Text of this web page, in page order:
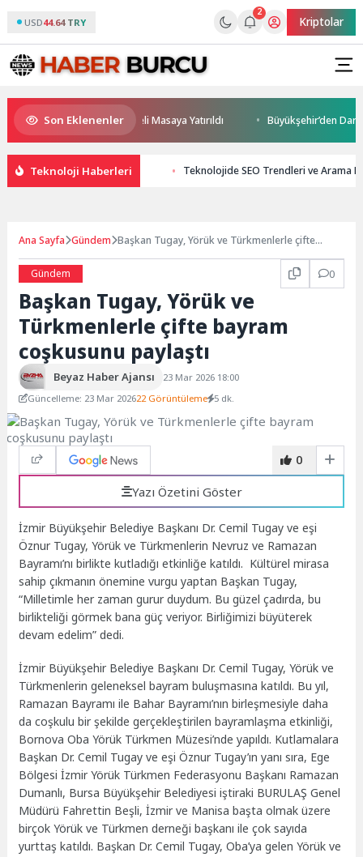
USD44.64 TRY
2
Kriptolar
Son Eklenenler
ve Yatırım Potansiyeli Masaya Yatırıldı Büyükşehir’den
Teknoloji Haberleri Teknolojide SEO Trendleri ve Arama
Ana Sayfa Gündem Başkan Tugay, Yörük ve Türkmenlerle çifte
Gündem
0
Başkan Tugay, Yörük ve
Türkmenlerle çifte bayram
coşkusunu paylaştı
Beyaz Haber Ajansı
23 Mar 2026 18:00
Güncelleme: 23 Mar 202622 Görüntüleme 5 dk.
0
Yazı Özetini Göster
İzmir Büyükşehir Belediye Başkanı Dr. Cemil Tugay ve eşi
Öznur Tugay, Yörük ve Türkmenlerin Nevruz ve Ramazan
Bayramı’nı birlikte kutladığı etkinliğe katıldı. Kültürel mirasa
sahip çıkmanın önemine vurgu yaptan Başkan Tugay,
“Milletimle her zaman gurur duydum. Bu güzel çadırda, bu
birlikteliği görmek bana güç veriyor. Birliğimizi büyüterek
devam edelim” dedi.
İzmir Büyükşehir Belediye Başkanı Dr. Cemil Tugay, Yörük ve
Türkmenlerin geleneksel bayram buluşmasına katıldı. Bu yıl,
Ramazan Bayramı ile Bahar Bayramı’nın birleşmesiyle daha
da coşkulu bir şekilde gerçekleştirilen bayramlaşma etkinliği,
Bornova Oba Yörük Türkmen Müzesi’nde yapıldı. Kutlamalara
Başkan Dr. Cemil Tugay ve eşi Öznur Tugay’ın yanı sıra, Ege
Bölgesi İzmir Yörük Türkmen Federasyonu Başkanı Ramazan
Dumanlı, Bursa Büyükşehir Belediyesi iştiraki BURULAŞ Genel
Müdürü Fahrettin Beşli, İzmir ve Manisa başta olmak üzere
birçok Yörük ve Türkmen derneği başkanı ile çok sayıda
yurttaş katıldı. Başkan Dr. Cemil Tugay, Oba’ya gelen Yörük ve